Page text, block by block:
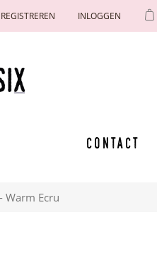
REGISTREREN INLOGGEN
Contact
Warm Ecru